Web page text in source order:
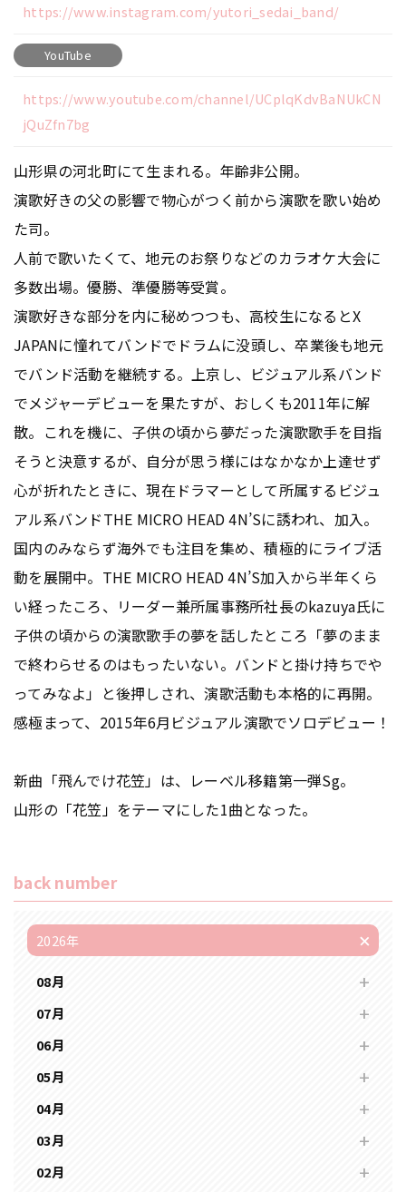
https://www.instagram.com/yutori_sedai_band/
YouTube
https://www.youtube.com/channel/UCplqKdvBaNUkCN
jQuZfn7bg
山形県の河北町にて生まれる。年齢非公開。
演歌好きの父の影響で物心がつく前から演歌を歌い始め
た司。
人前で歌いたくて、地元のお祭りなどのカラオケ大会に
多数出場。優勝、準優勝等受賞。
演歌好きな部分を内に秘めつつも、高校生になるとX
JAPANに憧れてバンドでドラムに没頭し、卒業後も地元
でバンド活動を継続する。上京し、ビジュアル系バンド
でメジャーデビューを果たすが、おしくも2011年に解
散。これを機に、子供の頃から夢だった演歌歌手を目指
そうと決意するが、自分が思う様にはなかなか上達せず
心が折れたときに、現在ドラマーとして所属するビジュ
アル系バンドTHE MICRO HEAD 4N’Sに誘われ、加入。
国内のみならず海外でも注目を集め、積極的にライブ活
動を展開中。THE MICRO HEAD 4N’S加入から半年くら
い経ったころ、リーダー兼所属事務所社長のkazuya氏に
子供の頃からの演歌歌手の夢を話したところ「夢のまま
で終わらせるのはもったいない。バンドと掛け持ちでや
ってみなよ」と後押しされ、演歌活動も本格的に再開。
感極まって、2015年6月ビジュアル演歌でソロデビュー！
新曲「飛んでけ花笠」は、レーベル移籍第一弾Sg。
山形の「花笠」をテーマにした1曲となった。
back number
2026年
08月
07月
06月
05月
04月
03月
02月